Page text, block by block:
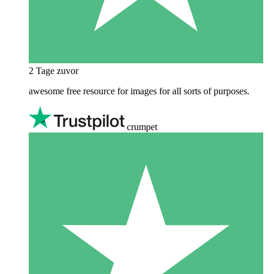
2 Tage zuvor
awesome free resource for images for all sorts of purposes.
crumpet